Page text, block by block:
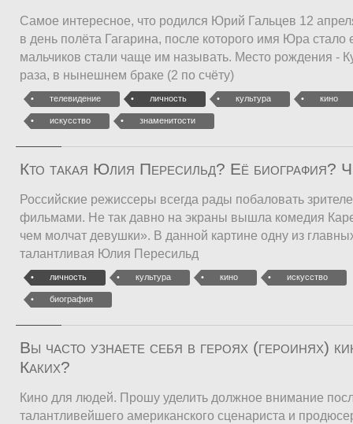
Самое интересное, что родился Юрий Гальцев 12
в день полёта Гагарина, после которого имя Юра
мальчиков стали чаще им называть. Место рождения -
раза, в нынешнем браке (2 по счёту)
телевидение личность культура кино
искусство знаменитости
Кто такая Юлия Пересильд? Её биография?
Российские режиссеры всегда рады побаловать
фильмами. Не так давно на экраны вышла комедия
чем молчат девушки». В данной картине одну из
талантливая Юлия Пересильд
личность культура кино искусство
биография
Вы часто узнаете себя в героях (героинях)
Каких?
Кино для людей. Прошу уделить должное внимание
талантливейшего американского сценариста и